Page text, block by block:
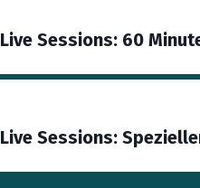
Live Sessions: 60
Live Sessions: